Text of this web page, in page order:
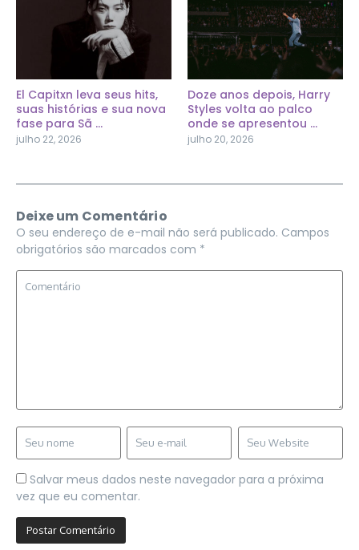
El Capitxn leva seus hits,
suas histórias e sua nova
fase para Sã ...
julho 22, 2026
Doze anos depois, Harry
Styles volta ao palco
onde se apresentou ...
julho 20, 2026
Deixe um Comentário
O seu endereço de e-mail não será publicado. Campos
obrigatórios são marcados com *
Salvar meus dados neste navegador para a próxima
vez que eu comentar.